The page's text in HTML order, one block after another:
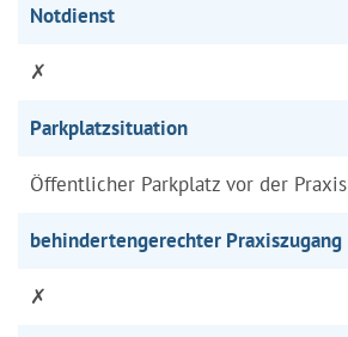
Notdienst
✗
Parkplatzsituation
Öffentlicher Parkplatz vor der Praxis
behindertengerechter Praxiszugang
✗